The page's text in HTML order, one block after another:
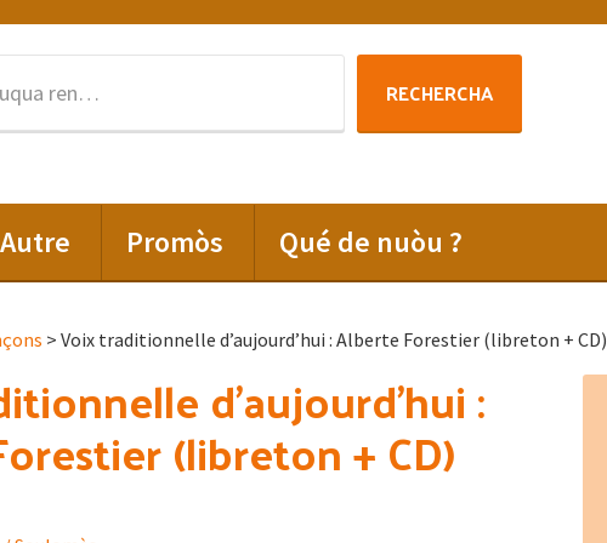
:
RECHERCHA
Autre Promòs Qué de nuòu ?
> Voix traditionnelle d’aujourd’hui : Alberte Forestier (libreton + CD)
d’aujourd’hui :
(libreton + CD)